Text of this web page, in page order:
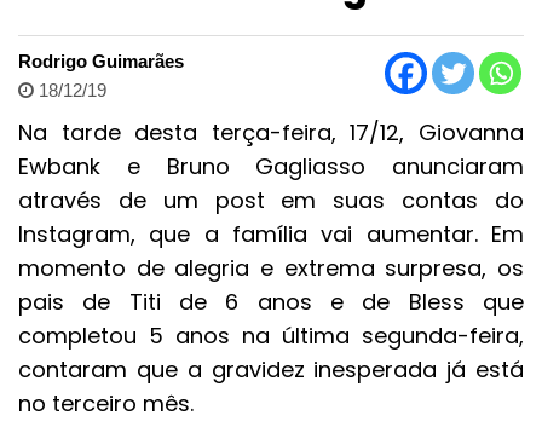
Rodrigo Guimarães
18/12/19
Na tarde desta terça-feira, 17/12, Giovanna
Ewbank e Bruno Gagliasso anunciaram
através de um post em suas contas do
Instagram, que a família vai aumentar. Em
momento de alegria e extrema surpresa, os
pais de Titi de 6 anos e de Bless que
completou 5 anos na última segunda-feira,
contaram que a gravidez inesperada já está
no terceiro mês.